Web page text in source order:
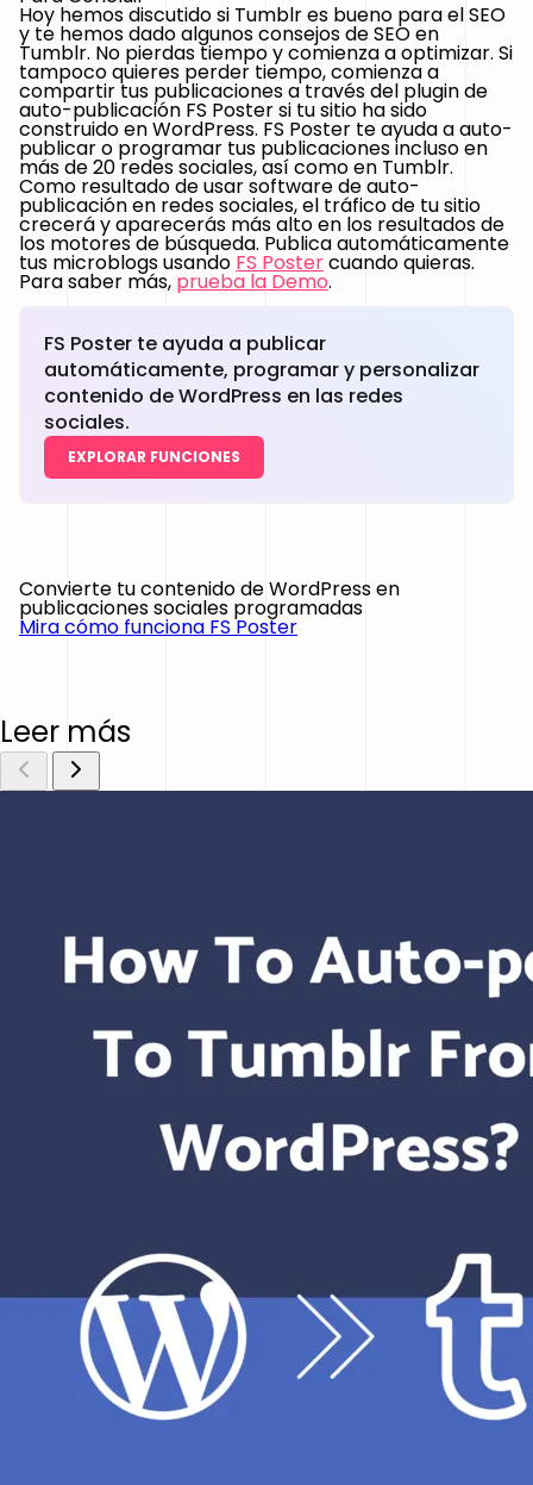
Hoy hemos discutido si Tumblr es bueno para el SEO
y te hemos dado algunos consejos de SEO en
Tumblr. No pierdas tiempo y comienza a optimizar. Si
tampoco quieres perder tiempo, comienza a
compartir tus publicaciones a través del plugin de
auto-publicación FS Poster si tu sitio ha sido
construido en WordPress. FS Poster te ayuda a auto-
publicar o programar tus publicaciones incluso en
más de 20 redes sociales, así como en Tumblr.
Como resultado de usar software de auto-
publicación en redes sociales, el tráfico de tu sitio
crecerá y aparecerás más alto en los resultados de
los motores de búsqueda. Publica automáticamente
tus microblogs usando FS Postercuando quieras.
Para saber más, prueba la Demo.
FS Poster te ayuda a publicar
automáticamente, programar y personalizar
contenido de WordPress en las redes
sociales.
EXPLORAR FUNCIONES
Convierte tu contenido de WordPress en
publicaciones sociales programadas
Mira cómo funciona FS Poster
Leer más